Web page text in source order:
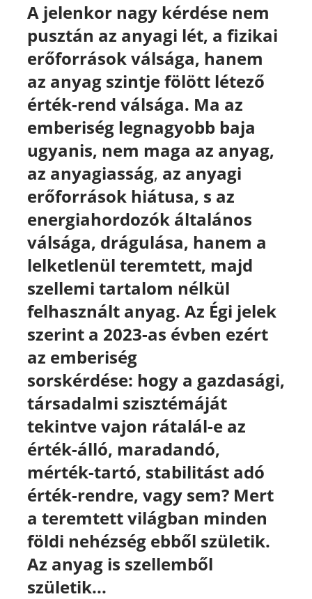
A jelenkor nagy kérdése nem
pusztán az anyagi lét, a fizikai
erőforrások válsága, hanem
az anyag szintje fölött létező
érték-rend válsága. Ma az
emberiség legnagyobb baja
ugyanis, nem maga az anyag,
az anyagiasság, az anyagi
erőforrások hiátusa, s az
energiahordozók általános
válsága, drágulása, hanem a
lelketlenül teremtett, majd
szellemi tartalom nélkül
felhasznált anyag. Az Égi jelek
szerint a 2023-as évben ezért
az emberiség
sorskérdése: hogy a gazdasági,
társadalmi szisztémáját
tekintvevajon rátalál-e az
érték-álló, maradandó,
mérték-tartó, stabilitást adó
érték-rendre, vagy sem? Mert
a teremtett világban minden
földi nehézség ebből születik.
Az anyag is szellemből
születik...